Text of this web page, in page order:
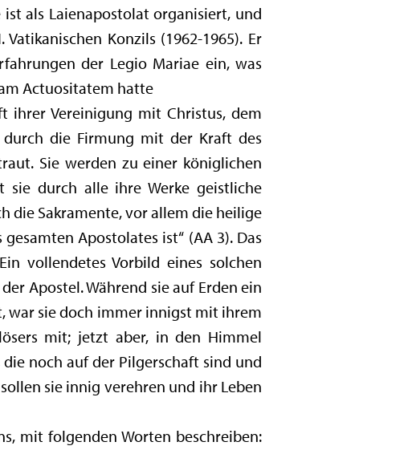
als Laienapostolat organisiert, und
Konzils (1962-1965). Er
der Legio Mariae ein, was
Actuositatem hatte
ihrer Vereinigung mit Christus, dem
die Firmung mit der Kraft des
Sie werden zu einer königlichen
sie durch alle ihre Werke geistliche
die Sakramente, vor allem die heilige
Apostolates ist“ (AA 3). Das
vollendetes Vorbild eines solchen
Apostel. Während sie auf Erden ein
war sie doch immer innigst mit ihrem
mit; jetzt aber, in den Himmel
noch auf der Pilgerschaft sind und
sie innig verehren und ihr Leben
mit folgenden Worten beschreiben: